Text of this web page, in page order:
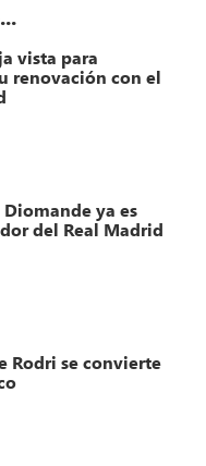
vista para
renovación con el
ya es
del Real Madrid
Rodri se convierte